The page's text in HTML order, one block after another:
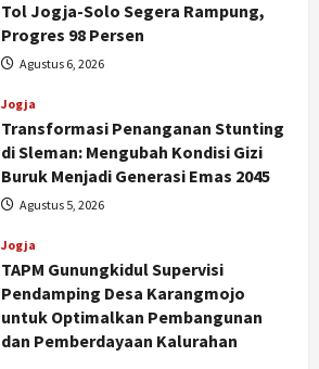
Tol Jogja-Solo Segera Rampung,
Progres 98 Persen
Agustus 6, 2026
Jogja
Transformasi Penanganan Stunting
di Sleman: Mengubah Kondisi Gizi
Buruk Menjadi Generasi Emas 2045
Agustus 5, 2026
Jogja
TAPM Gunungkidul Supervisi
Pendamping Desa Karangmojo
untuk Optimalkan Pembangunan
dan Pemberdayaan Kalurahan
Peringatan HUT ke-270 Kota
Yogyakarta Digelar 2 Bulan, Fokus
pada UMKM dan Wisata
Agustus 7, 2026
Dorong Ekonomi Lokal,
Gunungkidul Gelar Open Sepatu
Roda di Pantai Sepanjang